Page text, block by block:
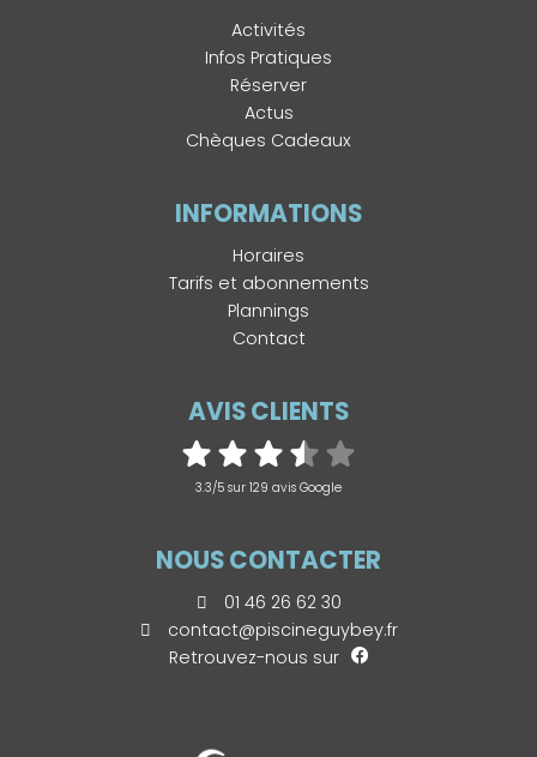
Activités
Infos Pratiques
Réserver
Actus
Chèques Cadeaux
INFORMATIONS
Horaires
Tarifs et abonnements
Plannings
Contact
AVIS CLIENTS
3.3/5 sur 129 avis Google
NOUS CONTACTER
01 46 26 62 30
contact@piscineguybey.fr
Retrouvez-nous sur